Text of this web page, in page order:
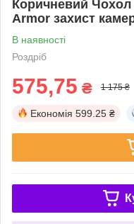
Коричневий Чохол
Armor захист
В наявності
Роздріб
575,75 ₴ 1 175 ₴
Економія 599.25 ₴